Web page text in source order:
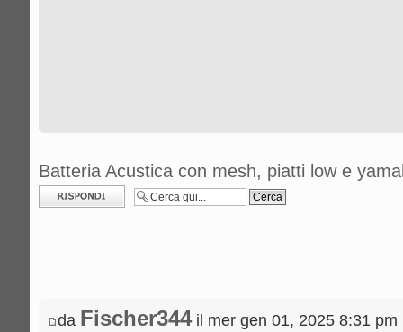
Batteria Acustica con mesh, piatti low e
Rispondi al
messaggio
da Fischer344il mer gen 01, 2025 8:31 pm